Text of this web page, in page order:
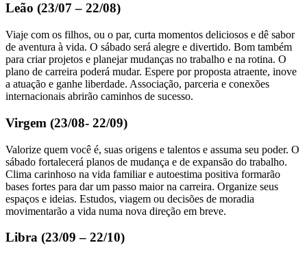
Leão (23/07 – 22/08)
Viaje com os filhos, ou o par, curta momentos deliciosos e dê sabor
de aventura à vida. O sábado será alegre e divertido. Bom também
para criar projetos e planejar mudanças no trabalho e na rotina. O
plano de carreira poderá mudar. Espere por proposta atraente, inove
a atuação e ganhe liberdade. Associação, parceria e conexões
internacionais abrirão caminhos de sucesso.
Virgem (23/08- 22/09)
Valorize quem você é, suas origens e talentos e assuma seu poder. O
sábado fortalecerá planos de mudança e de expansão do trabalho.
Clima carinhoso na vida familiar e autoestima positiva formarão
bases fortes para dar um passo maior na carreira. Organize seus
espaços e ideias. Estudos, viagem ou decisões de moradia
movimentarão a vida numa nova direção em breve.
Libra (23/09 – 22/10)